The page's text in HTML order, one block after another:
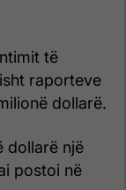
të
raporteve
dollarë.
dollarë një
postoi në